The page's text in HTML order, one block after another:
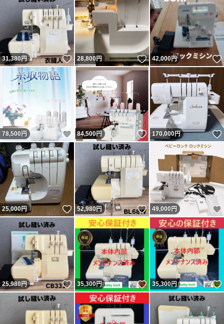
31,380円 いいね！
28,800円 いいね！
42,000円
78,500円 いいね！
84,500円 いいね！
170,000円
25,000円 いいね！
52,980円 いいね！
49,000 円
25,980円 いいね！
35,300円 いいね！
35,300円